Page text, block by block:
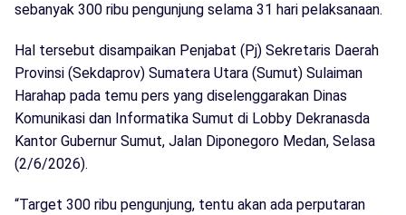
sebanyak 300 ribu pengunjung selama 31 hari pelaksanaan.
Hal tersebut disampaikan Penjabat (Pj) Sekretaris Daerah
Provinsi (Sekdaprov) Sumatera Utara (Sumut) Sulaiman
Harahap pada temu pers yang diselenggarakan Dinas
Komunikasi dan Informatika Sumut di Lobby Dekranasda
Kantor Gubernur Sumut, Jalan Diponegoro Medan, Selasa
(2/6/2026).
“Target 300 ribu pengunjung, tentu akan ada perputaran